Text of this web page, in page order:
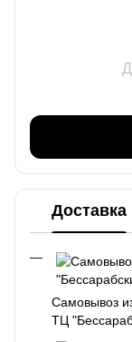
Доставка
Самовывоз
ТЦ